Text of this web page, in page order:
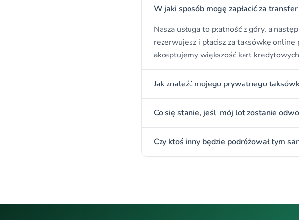
W jaki sposób mogę zapłacić za
Nasza usługa to płatność z góry, a
rezerwujesz i płacisz za taksówkę
akceptujemy większość kart
Jak znaleźć mojego prywatnego
Co się stanie, jeśli mój lot zostanie
Czy ktoś inny będzie podróżował tym